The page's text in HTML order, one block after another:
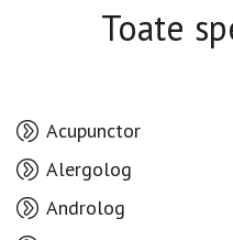
Toate
Acupunctor
Alergolog
Androlog